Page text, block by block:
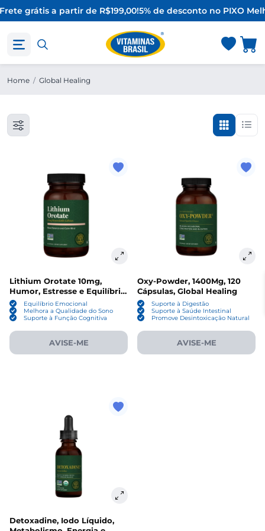
grátis a partir de R$199,00!5% de desconto no PIXO
Home / Global Healing
Lithium Orotate 10mg,
Humor, Estresse e Equilíbrio
Emocional, 60 Cápsulas,
Global Healing
Equilíbrio Emocional
Melhora a Qualidade do Sono
Suporte à Função Cognitiva
AVISE-ME
Oxy-Powder, 1400Mg, 120
Cápsulas, Global Healing
Suporte à Digestão
Suporte à Saúde Intestinal
Promove Desintoxicação Natural
AVISE-ME
Detoxadine, Iodo Líquido,